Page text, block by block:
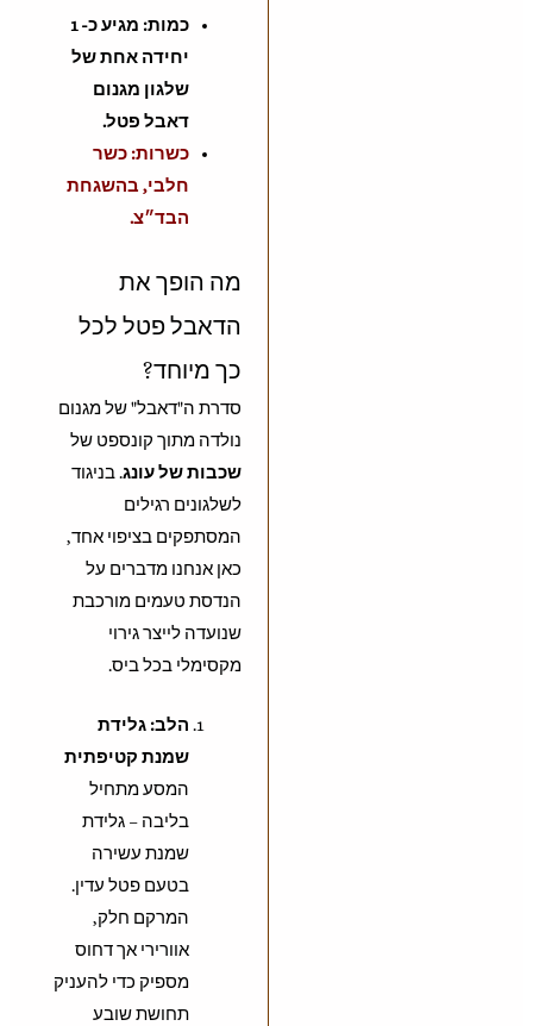
כמות: מגיע כ- 1
יחידה אחת של
שלגון מגנום
דאבל פטל.
כשרות: כשר
חלבי, בהשגחת
הבד״צ.
מה הופך את
הדאבל פטל לכל
כך מיוחד?
סדרת ה"דאבל" של מגנום
נולדה מתוך קונספט של
שכבות של עונג. בניגוד
לשלגונים רגילים
המסתפקים בציפוי אחד,
כאן אנחנו מדברים על
הנדסת טעמים מורכבת
שנועדה לייצר גירוי
מקסימלי בכל ביס.
הלב: גלידת
שמנת קטיפתית
המסע מתחיל
בליבה – גלידת
שמנת עשירה
בטעם פטל עדין.
המרקם חלק,
אוורירי אך דחוס
מספיק כדי להעניק
תחושת שובע